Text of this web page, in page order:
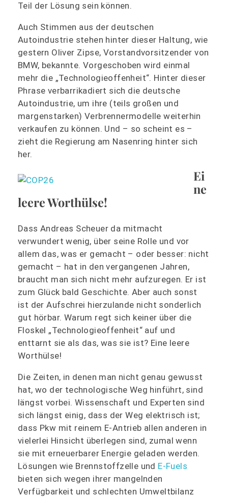
Teil der Lösung sein können.
Auch Stimmen aus der deutschen
Autoindustrie stehen hinter dieser Haltung, wie
gestern Oliver Zipse, Vorstandvorsitzender von
BMW, bekannte. Vorgeschoben wird einmal
mehr die „Technologieoffenheit“. Hinter dieser
Phrase verbarrikadiert sich die deutsche
Autoindustrie, um ihre (teils großen und
margenstarken) Verbrennermodelle weiterhin
verkaufen zu können. Und – so scheint es –
zieht die Regierung am Nasenring hinter sich
her.
Ei
ne
leere Worthülse!
Dass Andreas Scheuer da mitmacht
verwundert wenig, über seine Rolle und vor
allem das, was er gemacht – oder besser: nicht
gemacht – hat in den vergangenen Jahren,
braucht man sich nicht mehr aufzuregen. Er ist
zum Glück bald Geschichte. Aber auch sonst
ist der Aufschrei hierzulande nicht sonderlich
gut hörbar. Warum regt sich keiner über die
Floskel „Technologieoffenheit“ auf und
enttarnt sie als das, was sie ist? Eine leere
Worthülse!
Die Zeiten, in denen man nicht genau gewusst
hat, wo der technologische Weg hinführt, sind
längst vorbei. Wissenschaft und Experten sind
sich längst einig, dass der Weg elektrisch ist;
dass Pkw mit reinem E-Antrieb allen anderen in
vielerlei Hinsicht überlegen sind, zumal wenn
sie mit erneuerbarer Energie geladen werden.
Lösungen wie Brennstoffzelle und E-Fuels
bieten sich wegen ihrer mangelnden
Verfügbarkeit und schlechten Umweltbilanz